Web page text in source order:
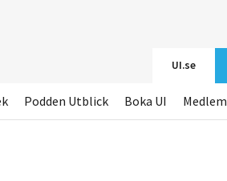
UI.se
Podden Utblick Boka UI Medlem